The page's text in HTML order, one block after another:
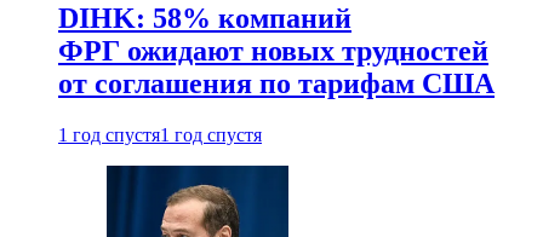
DIHK: 58% компаний
ФРГ ожидают новых трудностей
от соглашения по тарифам США
1 год спустя1 год спустя